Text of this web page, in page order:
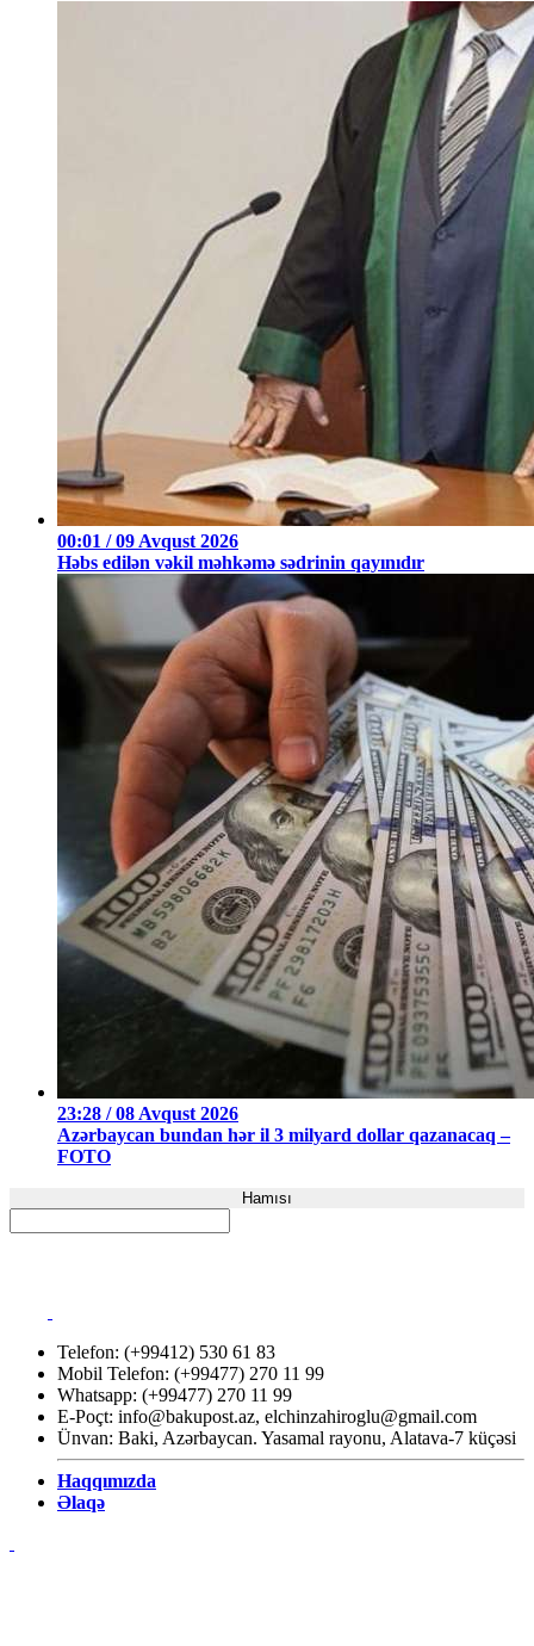
00:01 / 09 Avqust 2026
Həbs edilən vəkil məhkəmə sədrinin qayınıdır
23:28 / 08 Avqust 2026
Azərbaycan bundan hər il 3 milyard dollar qazanacaq –
FOTO
Hamısı
Telefon: (+99412) 530 61 83
Mobil Telefon: (+99477) 270 11 99
Whatsapp: (+99477) 270 11 99
E-Poçt: info@bakupost.az, elchinzahiroglu@gmail.com
Ünvan: Baki, Azərbaycan. Yasamal rayonu, Alatava-7 küçəsi
Haqqımızda
Əlaqə